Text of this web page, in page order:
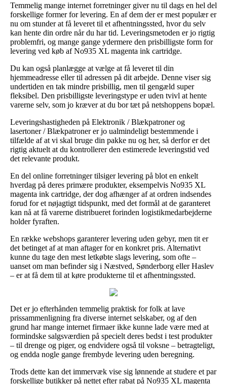
Temmelig mange internet forretninger giver nu til dags en hel del
forskellige former for levering. En af dem der er mest populær er
nu om stunder at få leveret til et afhentningssted, hvor du selv
kan hente din ordre når du har tid. Leveringsmetoden er jo rigtig
problemfri, og mange gange ydermere den prisbilligste form for
levering ved køb af No935 XL magenta ink cartridge.
Du kan også planlægge at vælge at få leveret til din
hjemmeadresse eller til adressen på dit arbejde. Denne viser sig
undertiden en tak mindre prisbillig, men til gengæld super
fleksibel. Den prisbilligste leveringstype er uden tvivl at hente
varerne selv, som jo kræver at du bor tæt på netshoppens bopæl.
Leveringshastigheden på Elektronik / Blækpatroner og
lasertoner / Blækpatroner er jo ualmindeligt bestemmende i
tilfælde af at vi skal bruge din pakke nu og her, så derfor er det
rigtig aktuelt at du kontrollerer den estimerede leveringstid ved
det relevante produkt.
En del online forretninger tilsiger levering på blot en enkelt
hverdag på deres primære produkter, eksempelvis No935 XL
magenta ink cartridge, der dog afhænger af at ordren indsendes
forud for et nøjagtigt tidspunkt, med det formål at de garanteret
kan nå at få varerne distribueret forinden logistikmedarbejderne
holder fyraften.
En række webshops garanterer levering uden gebyr, men tit er
det betinget af at man aftager for en konkret pris. Alternativt
kunne du tage den mest letkøbte slags levering, som ofte –
uanset om man befinder sig i Næstved, Sønderborg eller Haslev
– er at få dem til at køre produkterne til et afhentningssted.
Det er jo efterhånden temmelig praktisk for folk at lave
prissammenligning fra diverse internet selskaber, og af den
grund har mange internet firmaer ikke kunne lade være med at
formindske salgsværdien på specielt deres bedst i test produkter
– til drenge og piger, og endvidere også til voksne – betragteligt,
og endda nogle gange frembyde levering uden beregning.
Trods dette kan det immervæk vise sig lønnende at studere et par
forskellige butikker på nettet efter rabat på No935 XL magenta